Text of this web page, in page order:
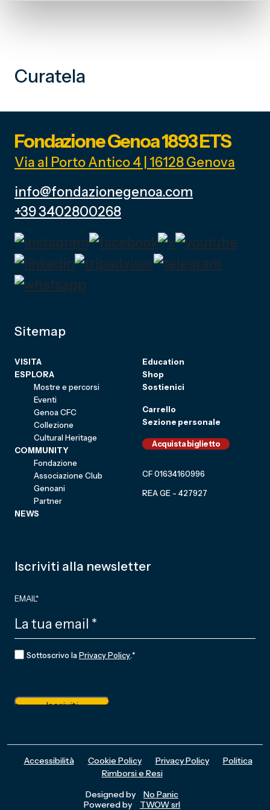
Curatela
Fondazione Genoa 1893 ETS
Via al Porto Antico 4 | 16128 Genova
info@fondazionegenoa.com
+39 3402800268
Sitemap
VISITA
ESPLORA
Mostre e percorsi
Eventi
Genoa CFC
Collezione
Cultural Heritage
COMMUNITY
Fondazione
Associazione Club
Genoani
Partner
NEWS
Education
Shop
Sostienici
Carrello
Sezione personale
Acquista biglietto
CF 01634160996
REA GE - 427927
Iscriviti alla newsletter
EMAIL*
CONSENSO*
Sottoscrivo laPrivacy Policy.*
Iscriviti
Accessibilità Cookie Policy Privacy Policy
Politica
Rimborsi e Resi
Designed by
No Panic
Powered by
TWOW srl